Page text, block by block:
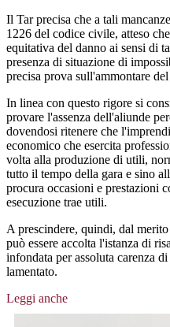
Il Tar precisa che a tali
1226 del codice civile, atteso
equitativa del danno ai sensi di
presenza di situazione di
precisa prova sull'ammontare
In linea con questo rigore si
provare l'assenza dell'aliunde
dovendosi ritenere che
economico che esercita
volta alla produzione di utili,
tutto il tempo della gara e sino
procura occasioni e prestazioni
esecuzione trae utili.
A prescindere, quindi, dal
può essere accolta l'istanza di
infondata per assoluta carenza
lamentato.
Leggi anche